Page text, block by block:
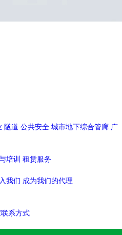
隧道 公共安全 城市地下综合管廊 广
培训 租赁服务
我们 成为我们的代理